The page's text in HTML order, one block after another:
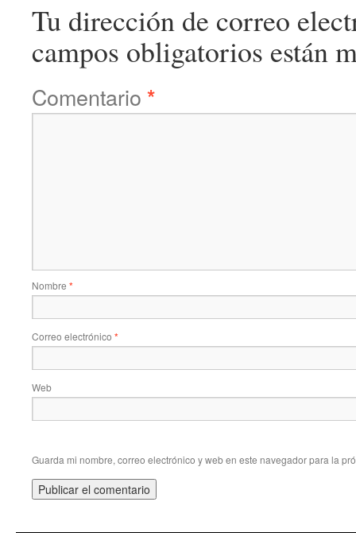
Tu dirección de correo
campos obligatorios están
Comentario *
Nombre *
Correo electrónico *
Web
Guarda mi nombre, correo electrónico y web en este navegador para la